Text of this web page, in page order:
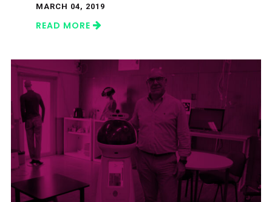
MARCH 04, 2019
READ MORE